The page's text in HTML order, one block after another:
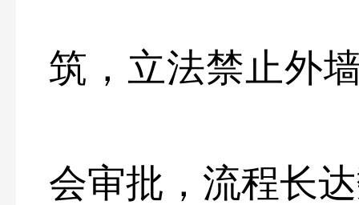
筑，立法禁止外
会审批，流程长